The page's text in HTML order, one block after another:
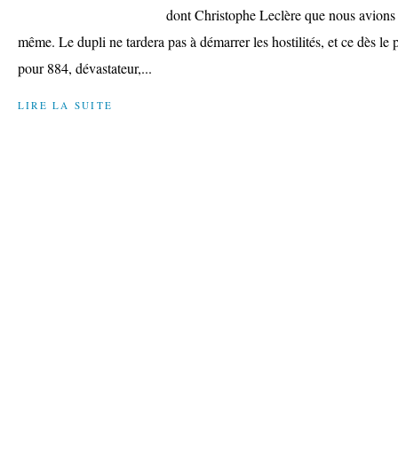
dont Christophe Leclère que nous
même. Le dupli ne tardera pas à démarrer les hostilités, et ce dès
pour 884, dévastateur,...
LIRE LA SUITE